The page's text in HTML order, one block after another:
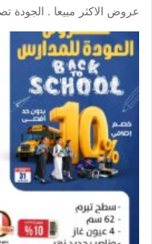
عروض الاكثر مبيعا . الجودة